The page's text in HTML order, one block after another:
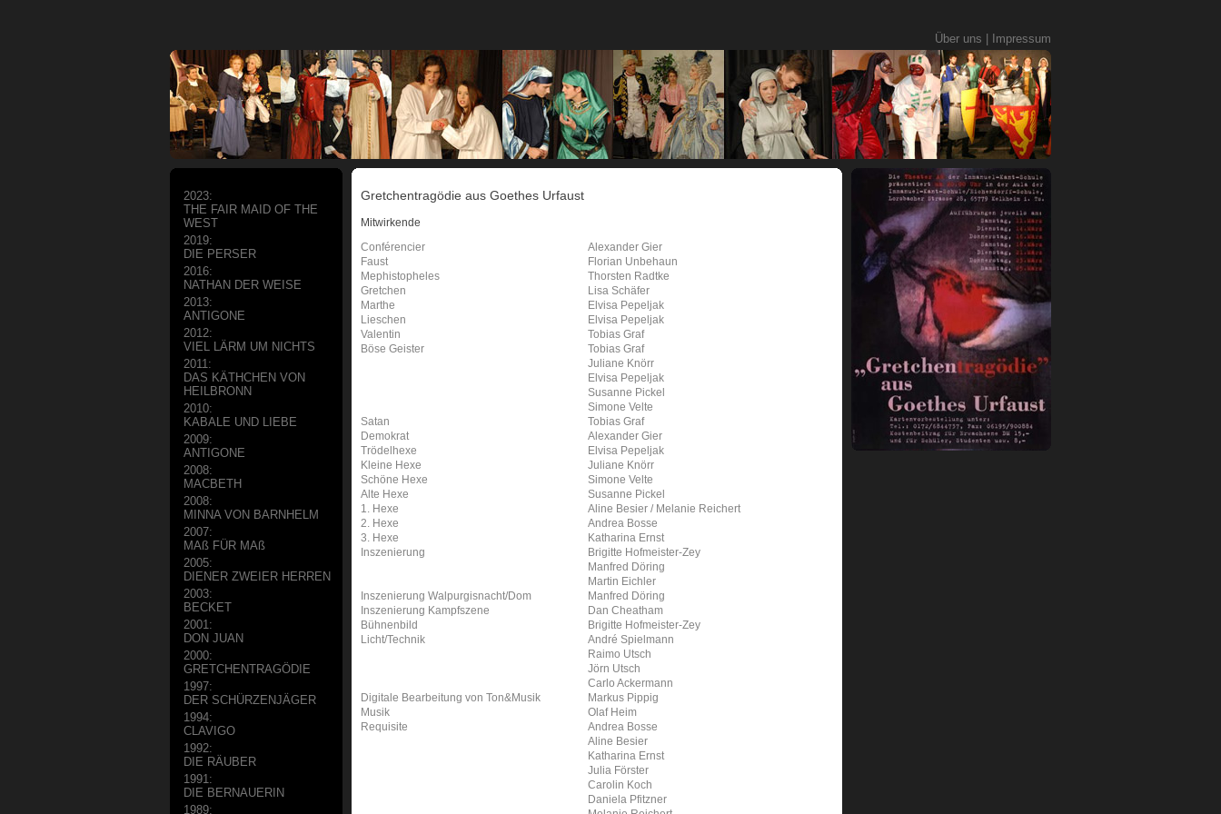
Über uns Impressum
2023:
THE FAIR MAID OF THE
WEST
2019:
DIE PERSER
2016:
NATHAN DER WEISE
2013:
ANTIGONE
2012:
VIEL LÄRM UM NICHTS
2011:
DAS KÄTHCHEN VON
HEILBRONN
2010:
KABALE UND LIEBE
2009:
ANTIGONE
2008:
MACBETH
2008:
MINNA VON BARNHELM
2007:
MAß FÜR MAß
2005:
DIENER ZWEIER HERREN
2003:
BECKET
2001:
DON JUAN
2000:
GRETCHENTRAGÖDIE
1997:
DER SCHÜRZENJÄGER
1994:
CLAVIGO
1992:
DIE RÄUBER
1991:
DIE BERNAUERIN
1989:
Gretchentragödie aus Goethes Urfaust
Mitwirkende
Conférencier
Alexander Gier
Faust
Florian Unbehaun
Mephistopheles
Thorsten Radtke
Gretchen
Lisa Schäfer
Marthe
Elvisa Pepeljak
Lieschen
Elvisa Pepeljak
Valentin
Tobias Graf
Böse Geister
Tobias Graf
Juliane Knörr
Elvisa Pepeljak
Susanne Pickel
Simone Velte
Satan
Tobias Graf
Demokrat
Alexander Gier
Trödelhexe
Elvisa Pepeljak
Kleine Hexe
Juliane Knörr
Schöne Hexe
Simone Velte
Alte Hexe
Susanne Pickel
1. Hexe
Aline Besier / Melanie Reichert
2. Hexe
Andrea Bosse
3. Hexe
Katharina Ernst
Inszenierung
Brigitte Hofmeister-Zey
Manfred Döring
Martin Eichler
Inszenierung Walpurgisnacht/Dom
Manfred Döring
Inszenierung Kampfszene
Dan Cheatham
Bühnenbild
Brigitte Hofmeister-Zey
Licht/Technik
André Spielmann
Raimo Utsch
Jörn Utsch
Carlo Ackermann
Digitale Bearbeitung von Ton&Musik
Markus Pippig
Musik
Olaf Heim
Requisite
Andrea Bosse
Aline Besier
Katharina Ernst
Julia Förster
Carolin Koch
Daniela Pfitzner